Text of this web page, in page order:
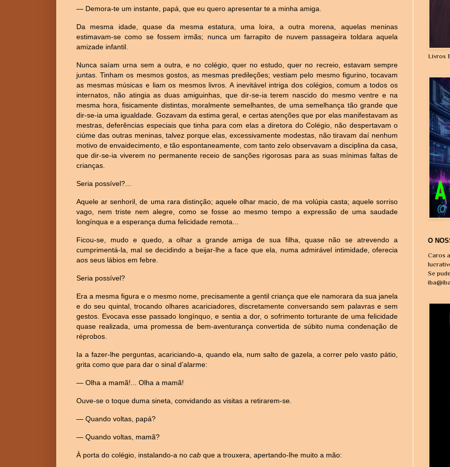
— Demora-te um instante, papá, que eu quero apresentar te a minha amiga.
Da mesma idade, quase da mesma estatura, uma loira, a outra morena, aquelas meninas
estimavam-se como se fossem irmãs; nunca um farrapito de nuvem passageira toldara aquela
amizade infantil.
Nunca saíam urna sem a outra, e no colégio, quer no estudo, quer no recreio, estavam sempre
juntas. Tinham os mesmos gostos, as mesmas predileções; vestiam pelo mesmo figurino, tocavam
as mesmas músicas e liam os mesmos livros. A inevitável intriga dos colégios, comum a todos os
internatos, não atingia as duas amiguinhas, que dir-se-ia terem nascido do mesmo ventre e na
mesma hora, fisicamente distintas, moralmente semelhantes, de uma semelhança tão grande que
dir-se-ia uma igualdade. Gozavam da estima geral, e certas atenções que por elas manifestavam as
mestras, deferências especiais que tinha para com elas a diretora do Colégio, não despertavam o
ciúme das outras meninas, talvez porque elas, excessivamente modestas, não tiravam daí nenhum
motivo de envaidecimento, e tão espontaneamente, com tanto zelo observavam a disciplina da casa,
que dir-se-ia viverem no permanente receio de sanções rigorosas para as suas mínimas faltas de
crianças.
Seria possível?...
Aquele ar senhoril, de uma rara distinção; aquele olhar macio, de ma volúpia casta; aquele sorriso
vago, nem triste nem alegre, como se fosse ao mesmo tempo a expressão de uma saudade
longínqua e a esperança duma felicidade remota...
Ficou-se, mudo e quedo, a olhar a grande amiga de sua filha, quase não se atrevendo a
cumprimentá-la, mal se decidindo a beijar-lhe a face que ela, numa admirável intimidade, oferecia
aos seus lábios em febre.
Seria possível?
Era a mesma figura e o mesmo nome, precisamente a gentil criança que ele namorara da sua janela
e do seu quintal, trocando olhares acariciadores, discretamente conversando sem palavras e sem
gestos. Evocava esse passado longínquo, e sentia a dor, o sofrimento torturante de uma felicidade
quase realizada, uma promessa de bem-aventurança convertida de súbito numa condenação de
réprobos.
Ia a fazer-lhe perguntas, acariciando-a, quando ela, num salto de gazela, a correr pelo vasto pátio,
grita como que para dar o sinal d’alarme:
— Olha a mamã!... Olha a mamã!
Ouve-se o toque duma sineta, convidando as visitas a retirarem-se.
— Quando voltas, papá?
— Quando voltas, mamã?
À porta do colégio, instalando-a no cab que a trouxera, apertando-lhe muito a mão:
Livros
O
Caros
Se